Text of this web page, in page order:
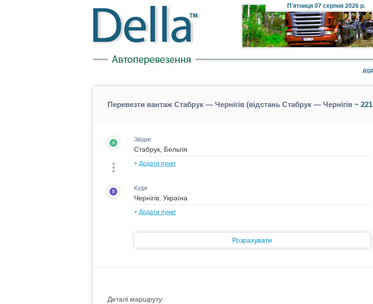
П'ятниця07 серпня 2026 р.
Перевезти вантаж Стабрук — Чернігів (відстань Стабрук — Чернігів~
A Звідки
+ Додати пункт
B Куди
+ Додати пункт
Розрахувати
Деталі маршруту: